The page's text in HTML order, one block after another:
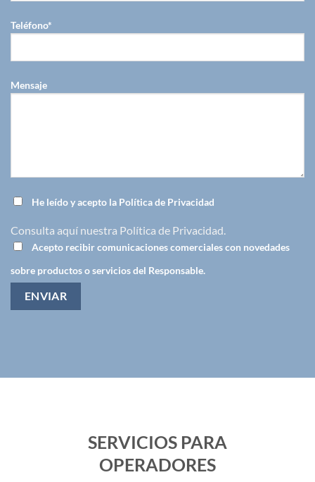
Teléfono*
Mensaje
He leído y acepto la Política de Privacidad
Consulta aquí nuestra Política de Privacidad.
Acepto recibir comunicaciones comerciales con novedades
sobre productos o servicios del Responsable.
SERVICIOS PARA
OPERADORES